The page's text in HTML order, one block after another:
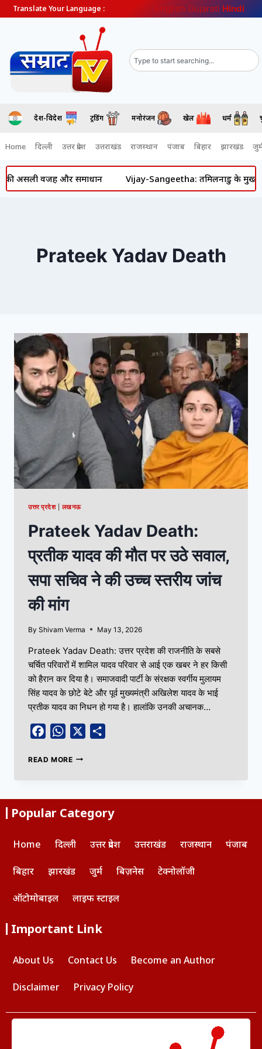
Translate Your Language : English Gujarati Hindi
देश-विदेश ट्रेंडिंग मनोरंजन खेल धर्म
Home दिल्ली उत्तर प्रदेश उत्तराखंड राजस्थान पंजाब बिहार झारखंड
असली वजह और समाधान Vijay-Sangeetha: तमिलनाडु के
Prateek Yadav Death
उत्तर प्रदेश|लखनऊ
Prateek Yadav Death:
प्रतीक यादव की मौत पर उठे सवाल,
सपा सचिव ने की उच्च स्तरीय जांच
की मांग
By Shivam Verma May 13, 2026
Prateek Yadav Death: उत्तर प्रदेश की राजनीति के सबसे
चर्चित परिवारों में शामिल यादव परिवार से आई एक खबर ने हर किसी
को हैरान कर दिया है। समाजवादी पार्टी के संरक्षक स्वर्गीय मुलायम
सिंह यादव के छोटे बेटे और पूर्व मुख्यमंत्री अखिलेश यादव के भाई
प्रतीक यादव का निधन हो गया है। हालांकि उनकी अचानक…
FacebookWhatsApp
READ MORE
Popular Category
Home दिल्ली उत्तर प्रदेश उत्तराखंड राजस्थान पंजाब
बिहार झारखंड जुर्म बिज़नेस टेक्नोलॉजी
ऑटोमोबाइल लाइफ स्टाइल
Important Link
About Us Contact Us Become an Author
Disclaimer Privacy Policy